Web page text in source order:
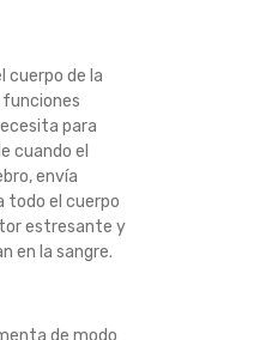
cuerpo de la
funciones
para
cuando el
envía
todo el cuerpo
estresante y
en la sangre.